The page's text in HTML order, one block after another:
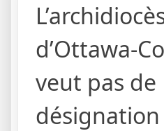
d’Ottawa-
veut pas de
désignation